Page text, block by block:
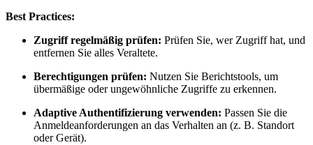
Best Practices:
Zugriff regelmäßig prüfen: Prüfen Sie, wer Zugriff hat, und
entfernen Sie alles Veraltete.
Berechtigungen prüfen: Nutzen Sie Berichtstools, um
übermäßige oder ungewöhnliche Zugriffe zu erkennen.
Adaptive Authentifizierung verwenden: Passen Sie die
Anmeldeanforderungen an das Verhalten an (z. B. Standort
oder Gerät).